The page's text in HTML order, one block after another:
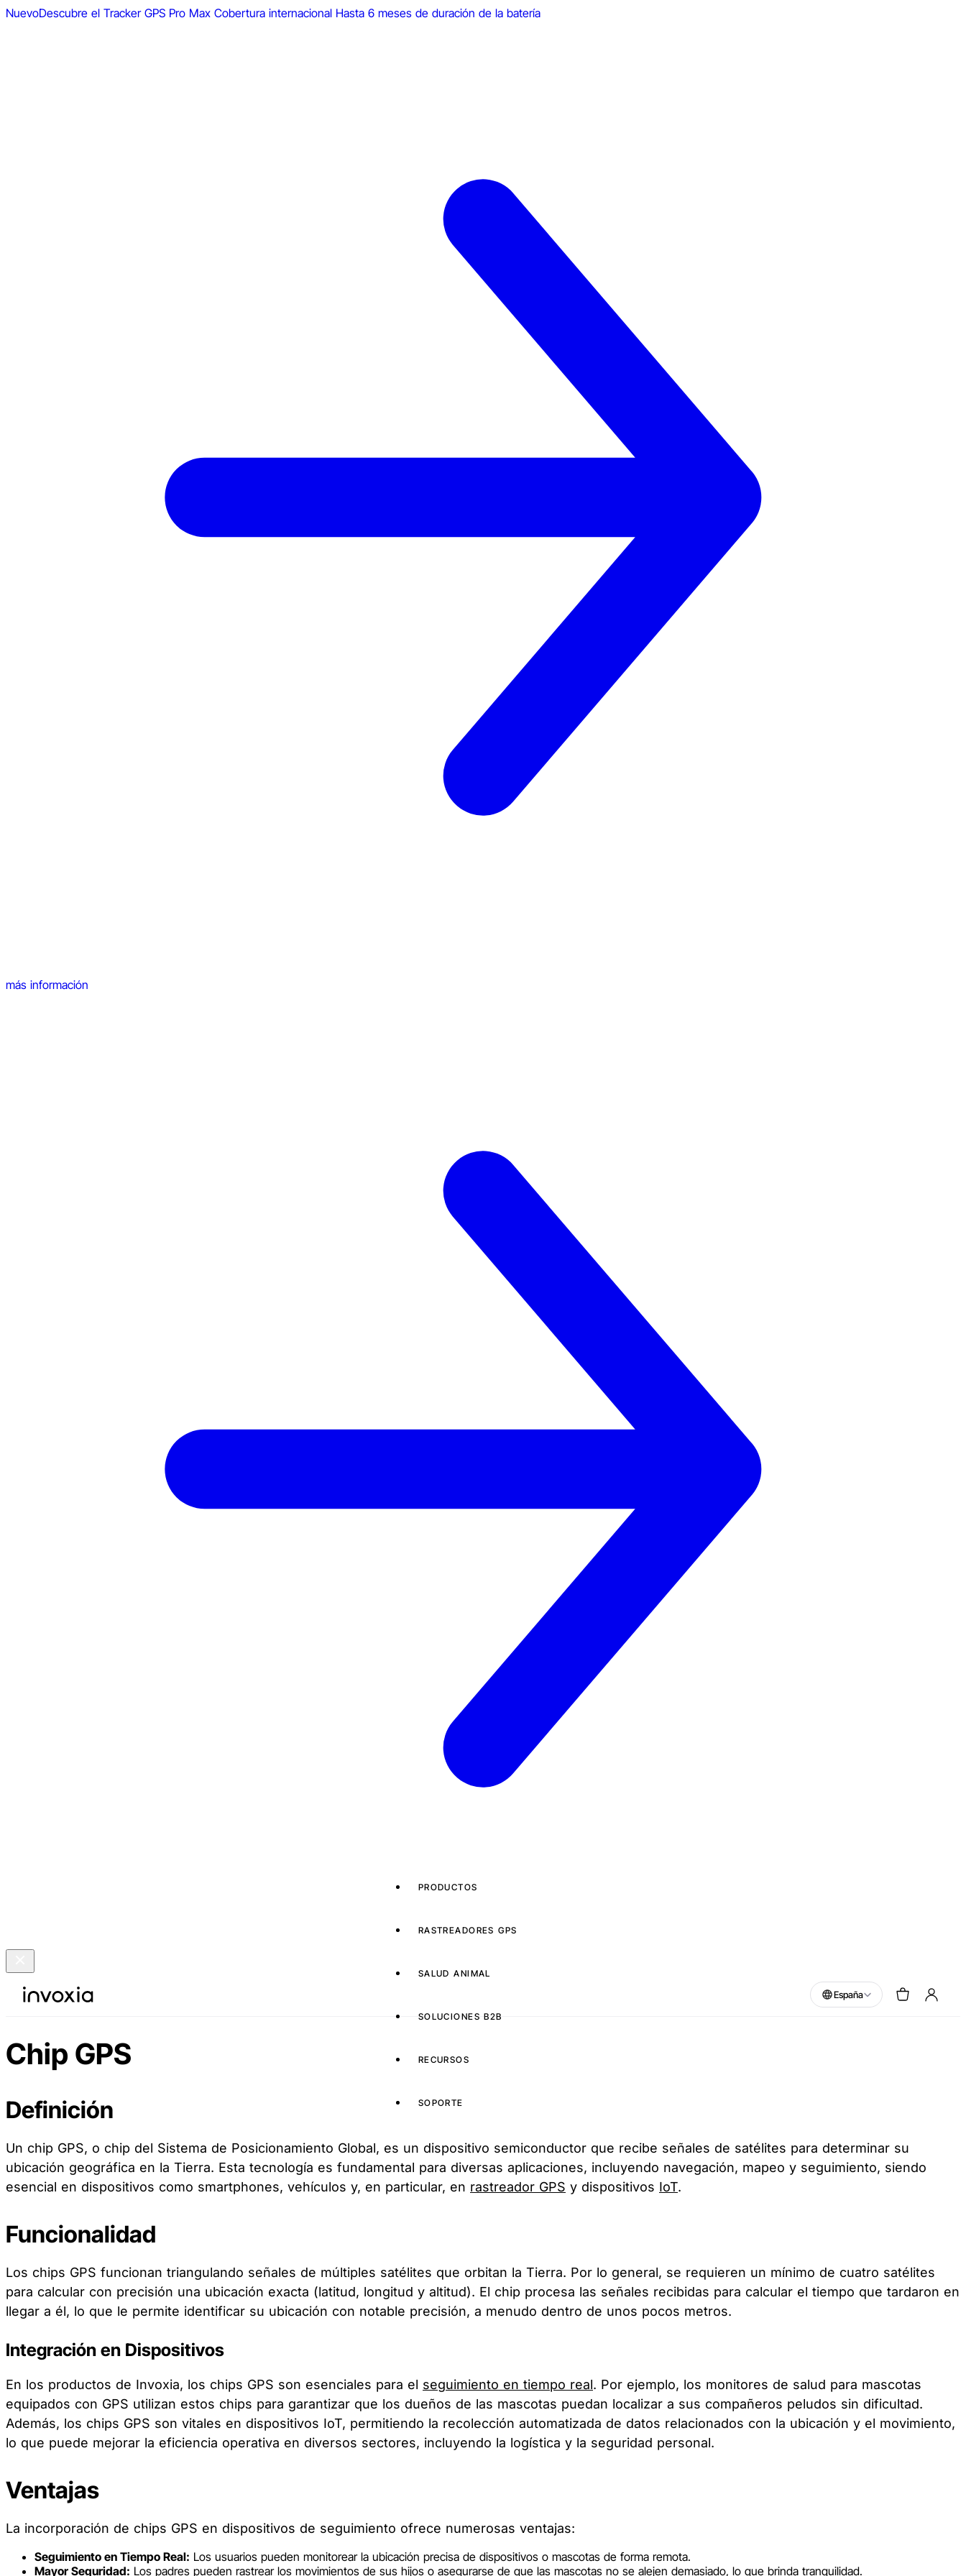
NuevoDescubre el Tracker GPS Pro Max Cobertura internacional Hasta 6 meses de duración de la batería
más información
PRODUCTOS
RASTREADORES GPS
SALUD ANIMAL
SOLUCIONES B2B
RECURSOS
SOPORTE
España
Chip GPS
Definición
Un chip GPS, o chip del Sistema de Posicionamiento Global, es un dispositivo semiconductor que recibe señales de satélites para determinar su
ubicación geográfica en la Tierra. Esta tecnología es fundamental para diversas aplicaciones, incluyendo navegación, mapeo y seguimiento, siendo
esencial en dispositivos como smartphones, vehículos y, en particular, en rastreador GPS y dispositivos IoT.
Funcionalidad
Los chips GPS funcionan triangulando señales de múltiples satélites que orbitan la Tierra. Por lo general, se requieren un mínimo de cuatro satélites
para calcular con precisión una ubicación exacta (latitud, longitud y altitud). El chip procesa las señales recibidas para calcular el tiempo que tardaron en
llegar a él, lo que le permite identificar su ubicación con notable precisión, a menudo dentro de unos pocos metros.
Integración en Dispositivos
En los productos de Invoxia, los chips GPS son esenciales para el seguimiento en tiempo real. Por ejemplo, los monitores de salud para mascotas
equipados con GPS utilizan estos chips para garantizar que los dueños de las mascotas puedan localizar a sus compañeros peludos sin dificultad.
Además, los chips GPS son vitales en dispositivos IoT, permitiendo la recolección automatizada de datos relacionados con la ubicación y el movimiento,
lo que puede mejorar la eficiencia operativa en diversos sectores, incluyendo la logística y la seguridad personal.
Ventajas
La incorporación de chips GPS en dispositivos de seguimiento ofrece numerosas ventajas:
Seguimiento en Tiempo Real: Los usuarios pueden monitorear la ubicación precisa de dispositivos o mascotas de forma remota.
Mayor Seguridad: Los padres pueden rastrear los movimientos de sus hijos o asegurarse de que las mascotas no se alejen demasiado, lo que brinda tranquilidad.